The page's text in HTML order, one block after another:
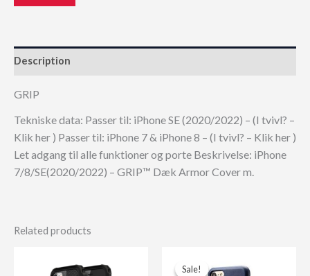
Description
GRIP
Tekniske data: Passer til: iPhone SE (2020/2022) – (I tvivl? –
Klik her ) Passer til: iPhone 7 & iPhone 8 – (I tvivl? – Klik her )
Let adgang til alle funktioner og porte Beskrivelse: iPhone
7/8/SE(2020/2022) – GRIP™ Dæk Armor Cover m.
Related products
Sale!
Sale!